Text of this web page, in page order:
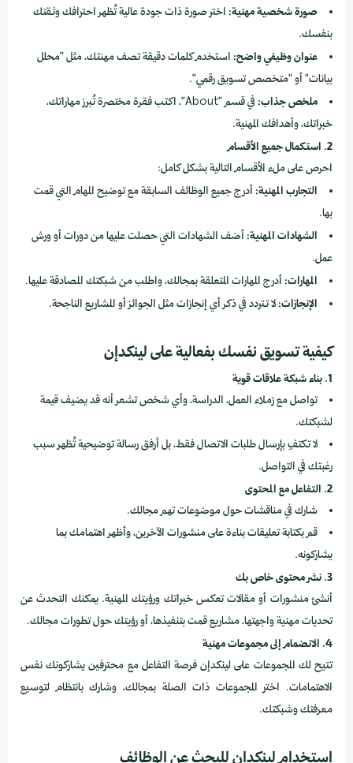
صورة شخصية مهنية: اختر صورة ذات جودة عالية تُظهر احترافك وثقتك
بنفسك.
عنوان وظيفي واضح: استخدم كلمات دقيقة تصف مهنتك، مثل "محلل
بيانات" أو "متخصص تسويق رقمي".
ملخص جذاب:
في قسم "About"، اكتب فقرة مختصرة تُبرز مهاراتك،
خبراتك، وأهدافك المهنية.
2. استكمال جميع الأقسام
احرص على ملء الأقسام التالية بشكل كامل:
التجارب المهنية: أدرج جميع الوظائف السابقة مع توضيح المهام التي قمت
بها.
الشهادات المهنية: أضف الشهادات التي حصلت عليها من دورات أو ورش
عمل.
المهارات: أدرج المهارات المتعلقة بمجالك، واطلب من شبكتك المصادقة عليها.
الإنجازات:لا تتردد في ذكر أي إنجازات مثل الجوائز أو المشاريع الناجحة.
كيفية تسويق نفسك بفعالية على لينكدإن
1. بناء شبكة علاقات قوية
تواصل مع زملاء العمل، الدراسة، وأي شخص تشعر أنه قد يضيف قيمة
لشبكتك.
لا تكتفِ بإرسال طلبات الاتصال فقط، بل أرفق رسالة توضيحية تُظهر سبب
رغبتك في التواصل.
2. التفاعل مع المحتوى
شارك في مناقشات حول موضوعات تهم مجالك.
قم بكتابة تعليقات بناءة على منشورات الآخرين، وأظهر اهتمامك بما
يشاركونه.
3. نشر محتوى خاص بك
أنشئ منشورات أو مقالات تعكس خبراتك ورؤيتك المهنية. يمكنك التحدث عن
تحديات مهنية واجهتها، مشاريع قمت بتنفيذها، أو رؤيتك حول تطورات مجالك.
4. الانضمام إلى مجموعات مهنية
تتيح لك المجموعات على لينكدإن فرصة التفاعل مع محترفين يشاركونك نفس
الاهتمامات. اختر المجموعات ذات الصلة بمجالك، وشارك بانتظام لتوسيع
معرفتك وشبكتك.